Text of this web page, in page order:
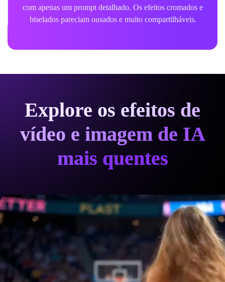
com apenas um prompt detalhado. Os efeitos cromados e
biselados pareciam ousados e muito compartilháveis.
Explore os efeitos de
vídeo e imagem de IA
mais quentes